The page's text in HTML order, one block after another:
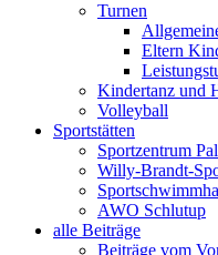
Turnen
Eltern
Kindertanz und
Volleyball
Sportstätten
Sportzentrum
Willy-Brandt-
AWO Schlutup
alle Beiträge
Beiträge vom